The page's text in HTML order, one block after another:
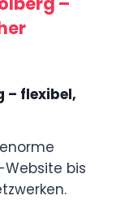
– flexibel,
bis